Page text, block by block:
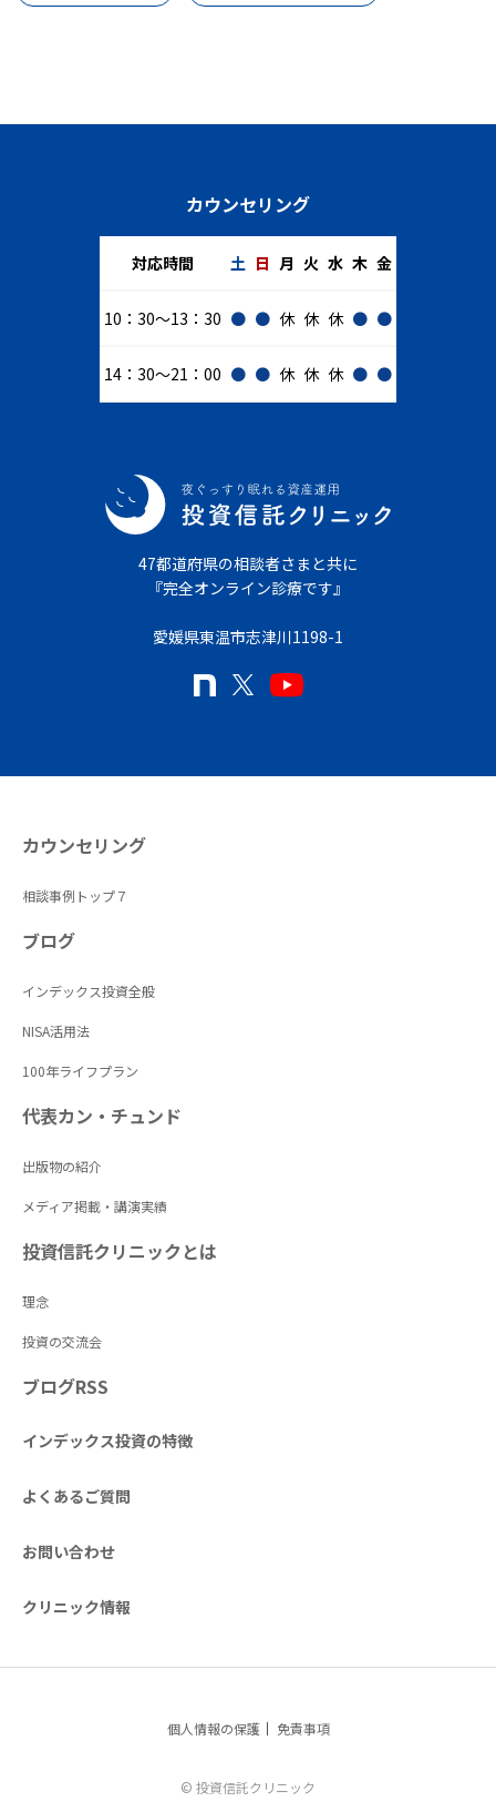
カウンセリング
対応時間 土 日 月 火 水 木 金
10：30～13：30 ● ● 休 休 休 ● ●
14：30～21：00 ● ● 休 休 休 ● ●
47都道府県の相談者さまと共に
『完全オンライン診療です』
愛媛県東温市志津川1198-1
カウンセリング
相談事例トップ７
ブログ
インデックス投資全般
NISA活用法
100年ライフプラン
代表カン・チュンド
出版物の紹介
メディア掲載・講演実績
投資信託クリニックとは
理念
投資の交流会
ブログRSS
インデックス投資の特徴
よくあるご質問
お問い合わせ
クリニック情報
個人情報の保護 免責事項
© 投資信託クリニック